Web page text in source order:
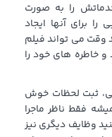
را به صورت
را برای آنها ایجاد
وقت می تواند فیلم
خاطره های خود را
ثبت لحظات خوش
فقط ناظر ماجرا
وظایف دیگری نیز